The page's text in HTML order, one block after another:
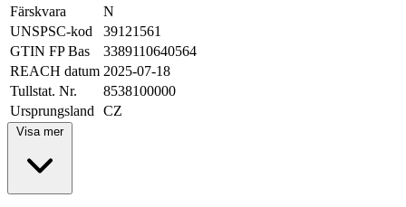
Färskvara
N
UNSPSC-kod
39121561
GTIN FP Bas
3389110640564
REACH datum 2025-07-18
Tullstat. Nr.
8538100000
Ursprungsland
CZ
Visa mer